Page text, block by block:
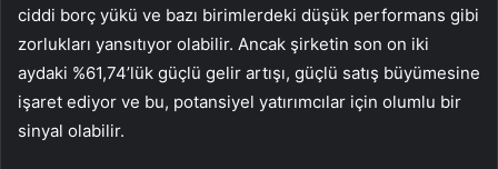
ciddi borç yükü ve bazı birimlerdeki düşük performans gibi
zorlukları yansıtıyor olabilir. Ancak şirketin son on iki
aydaki %61,74’lük güçlü gelir artışı, güçlü satış büyümesine
işaret ediyor ve bu, potansiyel yatırımcılar için olumlu bir
sinyal olabilir.